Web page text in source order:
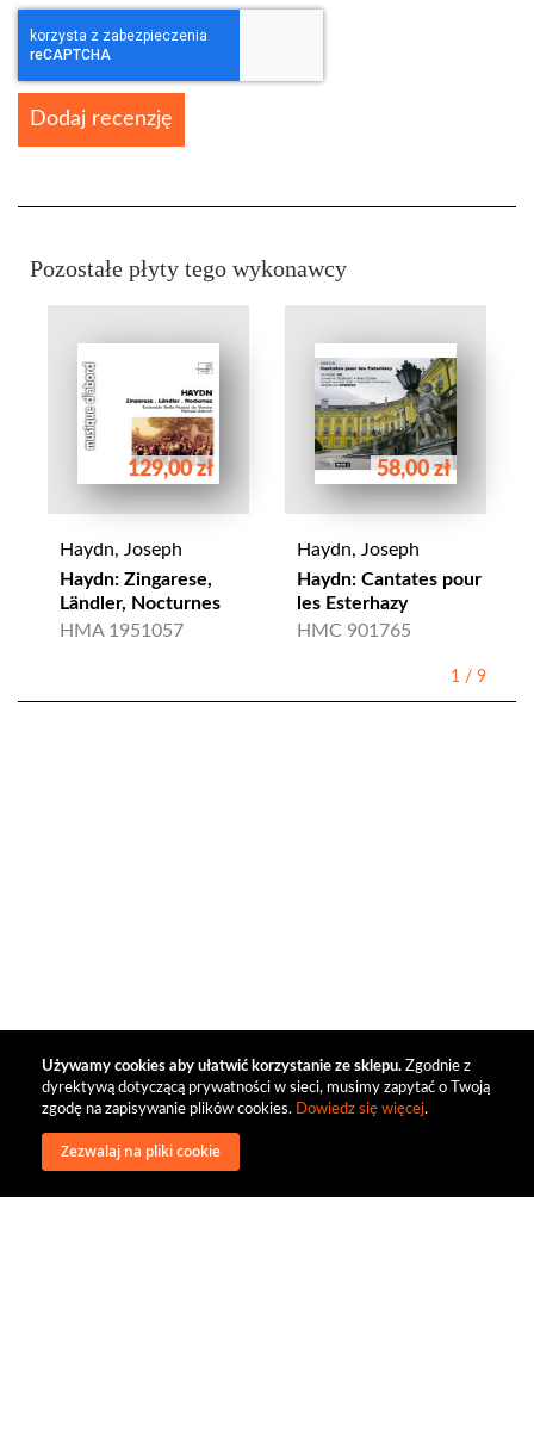
Używamy cookies aby ułatwić korzystanie ze sklepu. Zgodnie z
dyrektywą dotyczącą prywatności w sieci, musimy zapytać o Twoją
zgodę na zapisywanie plików cookies. Dowiedz się więcej.
Zezwalaj na pliki cookie
Dodaj recenzję
Pozostałe płyty tego wykonawcy
129,00 zł
Haydn, Joseph
Haydn: Zingarese,
Ländler, Nocturnes
HMA 1951057
58,00 zł
Haydn, Joseph
Haydn: Cantates pour
les Esterhazy
HMC 901765
1 / 9